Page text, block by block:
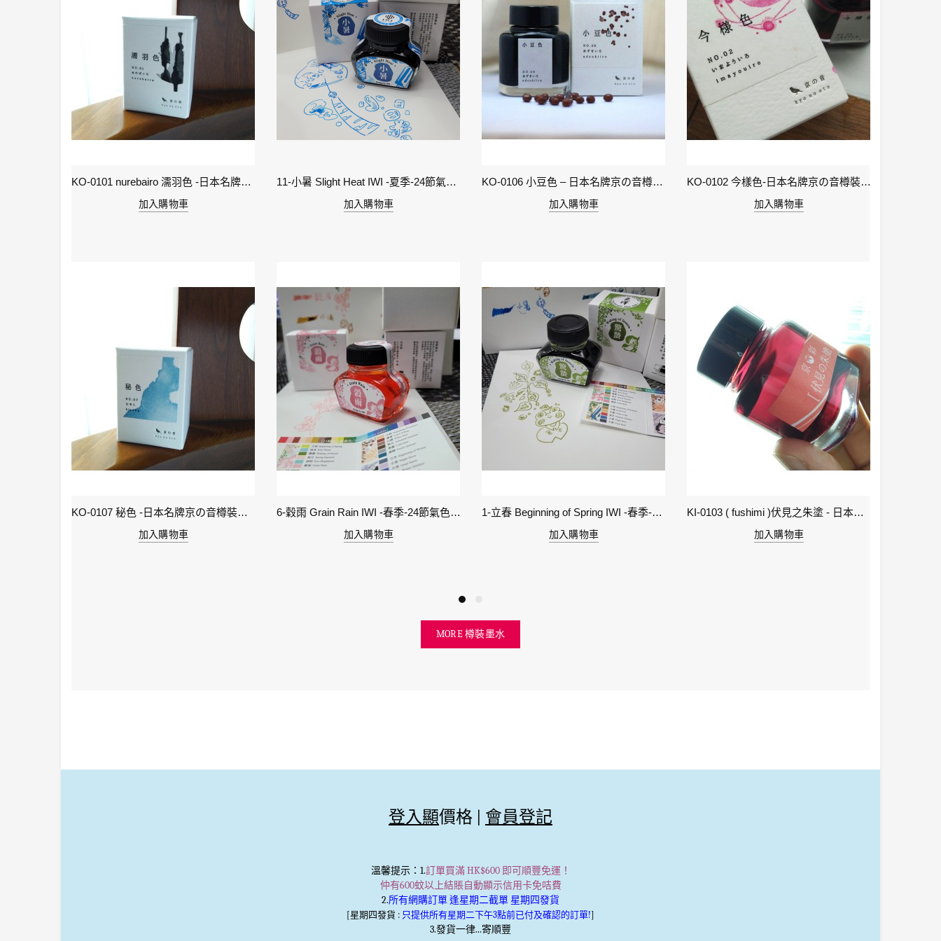
KO-0101 nurebairo 濡羽色 -日本名牌京の音樽裝鋼筆墨水40ml 4573356130012
加入購物車
KO-0107 秘色 -日本名牌京の音樽裝鋼筆墨水 4573356130234 - 40ml
加入購物車
11-小暑 Slight Heat IWI -夏季-24節氣色澤鋼筆墨水
加入購物車
6-穀雨 Grain Rain IWI -春季-24節氣色澤鋼筆墨水
加入購物車
KO-0106 小豆色 – 日本名牌京の音樽裝鋼筆墨水40ml 4573356130159
加入購物車
1-立春 Beginning of Spring IWI -春季-24節氣色澤鋼筆墨水
加入購物車
KO-0102 今樣色-日本名牌京の音樽裝鋼筆墨水40ml 4573356130029
加入購物車
KI-0103 ( fushimi )伏見之朱塗 - 日本名牌京彩樽裝鋼筆墨水40ml
加入購物車
MORE 樽裝墨水
登入顯價格 | 會員登記
溫馨提示：1.訂單買滿 HK$600 即可順豐免運！
仲有600蚊以上結賬自動顯示信用卡免咭費
2.所有網購訂單 逢星期二截單 星期四發貨
[星期四發貨 : 只提供所有星期二下午3點前已付及確認的訂單!]
3.發貨一律...寄順豐